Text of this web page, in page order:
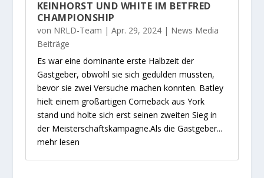
KEINHORST UND WHITE IM BETFRED
CHAMPIONSHIP
von NRLD-Team | Apr. 29, 2024| News Media
Beiträge
Es war eine dominante erste Halbzeit der
Gastgeber, obwohl sie sich gedulden mussten,
bevor sie zwei Versuche machen konnten. Batley
hielt einem großartigen Comeback aus York
stand und holte sich erst seinen zweiten Sieg in
der Meisterschaftskampagne.Als die Gastgeber...
mehr lesen